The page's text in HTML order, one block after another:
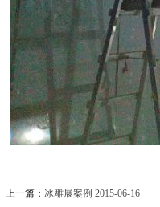
上一篇： 冰雕展案例 2015-06-16